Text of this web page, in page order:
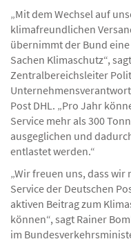
„Mit dem Wechsel auf
klimafreundlichen
übernimmt der Bund
Sachen Klimaschutz“,
Zentralbereichsleiter
Post DHL. „Pro Jahr
Service mehr als 300
ausgeglichen und
entlastet werden.“
„Wir freuen uns, dass wir
Service der Deutschen
aktiven Beitrag zum
können“, sagt Rainer
im